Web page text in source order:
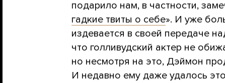
подарило нам, в частности,
гадкие твиты о себе». И уже
издевается в своей передаче
что голливудский актер не
но несмотря на это, Дэймон
И недавно ему даже удалось